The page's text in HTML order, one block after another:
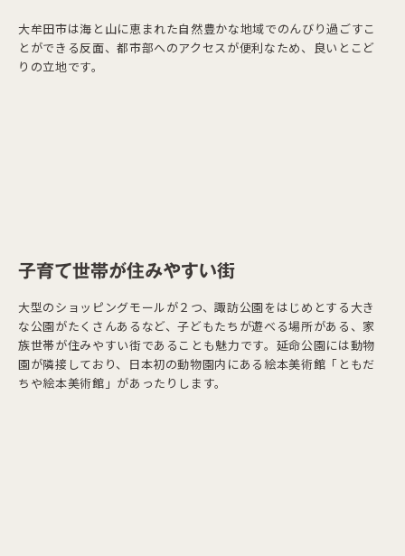
大牟田市は海と山に恵まれた自然豊かな地域でのんびり過ごすこ
とができる反面、都市部へのアクセスが便利なため、良いとこど
りの立地です。
子育て世帯が住みやすい街
大型のショッピングモールが２つ、諏訪公園をはじめとする大き
な公園がたくさんあるなど、子どもたちが遊べる場所がある、家
族世帯が住みやすい街であることも魅力です。延命公園には動物
園が隣接しており、日本初の動物園内にある絵本美術館「ともだ
ちや絵本美術館」があったりします。